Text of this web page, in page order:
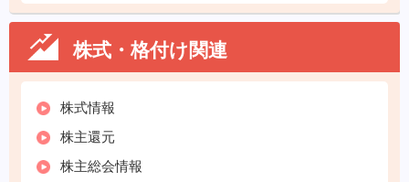
株式・格付け関連
株式情報
株主還元
株主総会情報